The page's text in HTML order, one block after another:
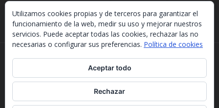
El Eresma; cruzando entre Bernardos y Carbonero
Si necesitas algo de este blog puedes cogerlo, lo único
que te pido es que menciones la procedencia. Gracias.
Should you need something from this blog, just take it.
The only thing I'd ask you is to mention this site. Many
thanks.
Utilizamos cookies propias y de terceros para garantizar el
funcionamiento de la web, medir su uso y mejorar nuestros
servicios. Puede aceptar todas las cookies, rechazar las no
necesarias o configurar sus preferencias. Política de cookies
Aceptar todo
Rechazar